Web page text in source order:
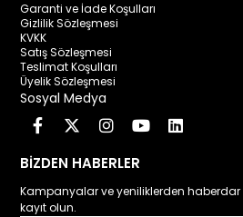
Garanti ve İade Koşulları
Gizlilik Sözleşmesi
KVKK
Satış Sözleşmesi
Teslimat Koşulları
Üyelik Sözleşmesi
Sosyal Medya
BİZDEN HABERLER
Kampanyalar ve yeniliklerden
kayıt olun.